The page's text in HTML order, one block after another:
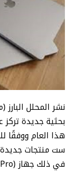
بحثية جديدة
هذا العام ووفقًا
في ذلك جهاز (MacBook Pro) جديد بحجم 14.1 إنشًا.